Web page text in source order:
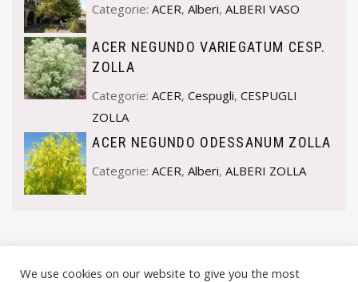
Categorie:ACER,Alberi,ALBERI VASO
ACER NEGUNDO VARIEGATUM CESP.
ZOLLA
Categorie:ACER,Cespugli,CESPUGLI
ZOLLA
ACER NEGUNDO ODESSANUM ZOLLA
Categorie:ACER,Alberi,ALBERI ZOLLA
We use cookies on our website to give you the most